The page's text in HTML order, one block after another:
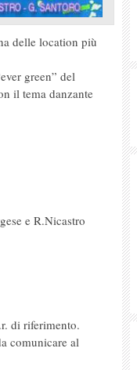
delle location più
green” del
il tema danzante
e R.Nicastro
di riferimento.
comunicare al